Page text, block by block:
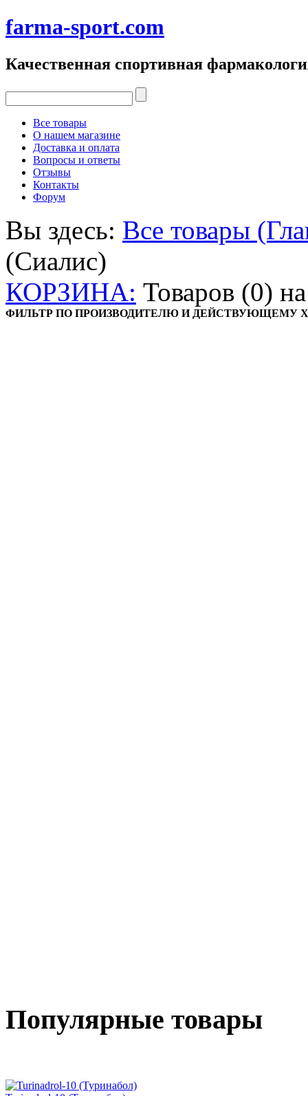
farma-sport.com
Качественная спортивная
Все товары
О нашем магазине
Доставка и оплата
Вопросы и ответы
Отзывы
Контакты
Форум
Вы здесь: Все товары
(Сиалис)
КОРЗИНА: Товаров (0)
ФИЛЬТР ПО ПРОИЗВОДИТЕЛЮ И ДЕЙСТВУЮЩЕМУ
Популярные товары